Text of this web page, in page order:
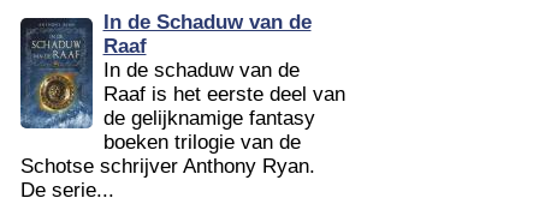
In de Schaduw van de
Raaf
In de schaduw van de
Raaf is het eerste deel van
de gelijknamige fantasy
boeken trilogie van de
Schotse schrijver Anthony Ryan.
De serie...